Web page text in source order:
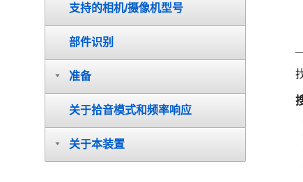
支持的相机/摄像机型号
部件识别
准备
关于拾音模式和频率响应
关于本装置